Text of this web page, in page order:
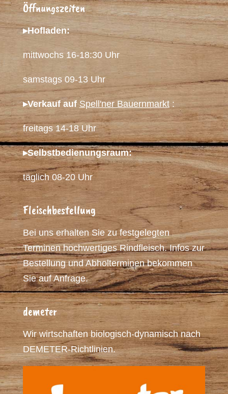
Öffnungszeiten
▸Hofladen:
mittwochs 16-18:30 Uhr
samstags 09-13 Uhr
▸Verkauf auf Spell'ner Bauernmarkt:
freitags 14-18 Uhr
▸Selbstbedienungsraum:
täglich 08-20 Uhr
Fleischbestellung
Bei uns erhalten Sie zu festgelegten
Terminen hochwertiges Rindfleisch. Infos zur
Bestellung und Abholterminen bekommen
Sie auf Anfrage.
demeter
Wir wirtschaften biologisch-dynamisch nach
DEMETER-Richtlinien.